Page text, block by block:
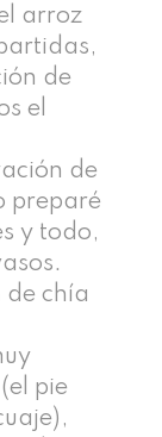
arroz
de
el
de
preparé
y todo,
de chía
pie